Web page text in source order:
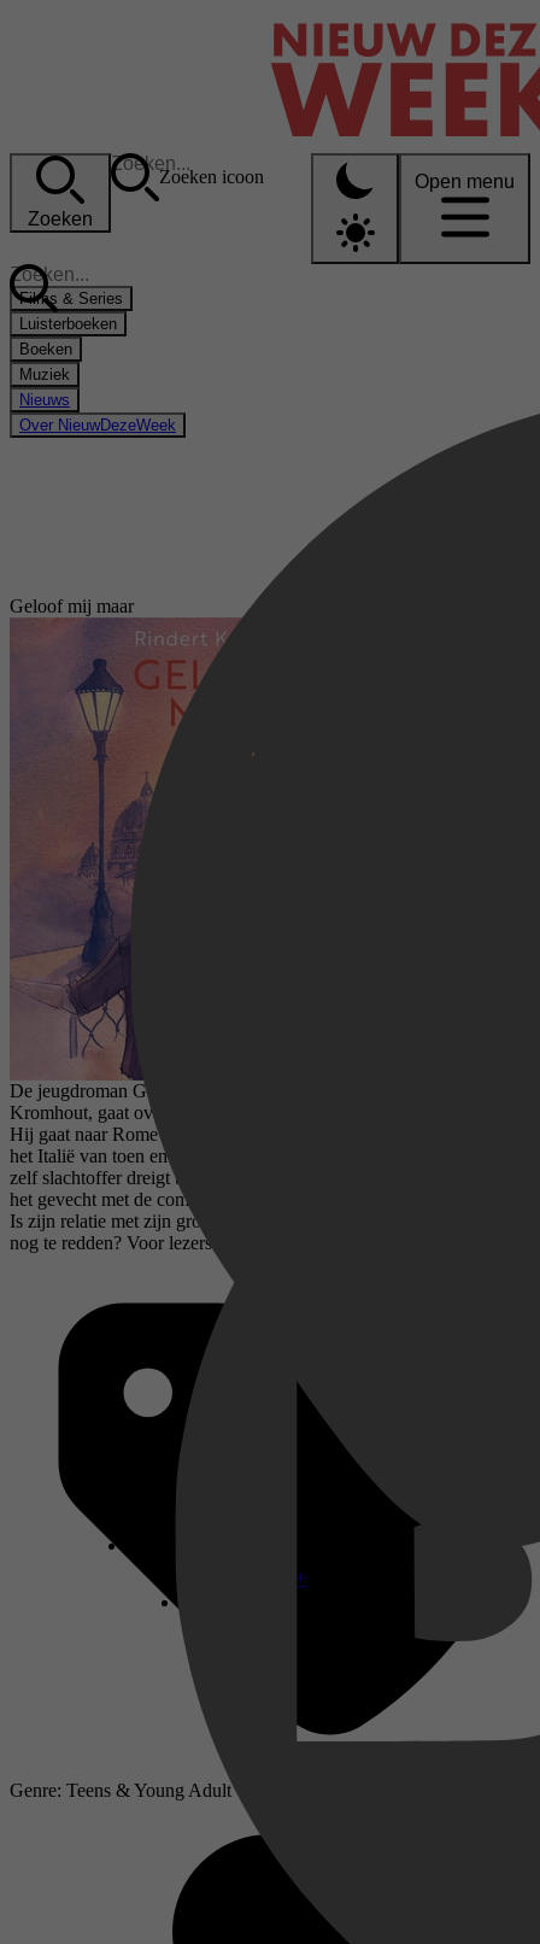
Zoeken
Zoeken icoon Open menu
Films & Series
Disney+
Luisterboeken
Boeken
Muziek
Nieuws
Over NieuwDezeWeek
Geloof mij maar
De jeugdroman Geloof mij maar, geschreven door Rindert
Kromhout, gaat over de jongen Tommaso, die journalist wil worden.
Hij gaat naar Rome om een artikel te schrijven over nepnieuws in
het Italië van toen en nu. Zijn onderzoek wordt ruw verstoord als hij
zelf slachtoffer dreigt te worden van boosaardig nepnieuws. Hij gaat
het gevecht met de complotdenkers aan, maar is die strijd te winnen?
Is zijn relatie met zijn grote liefde, de mooie, maar naïeve Giorgio,
nog te redden? Voor lezers vanaf 13 jaar.
Genre: Teens & Young Adult